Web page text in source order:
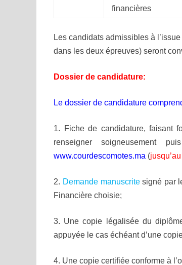
financières
Les candidats admissibles à
dans les deux épreuves) seront
Dossier de candidature:
Le dossier de candidature
1. Fiche de candidature, faisant
renseigner
www.courdescomotes.ma (
2. Demande manuscritesigné par
Financière choisie;
3. Une copie légalisée du
appuyée le cas échéant d’une
4. Une copie certifiée conforme à